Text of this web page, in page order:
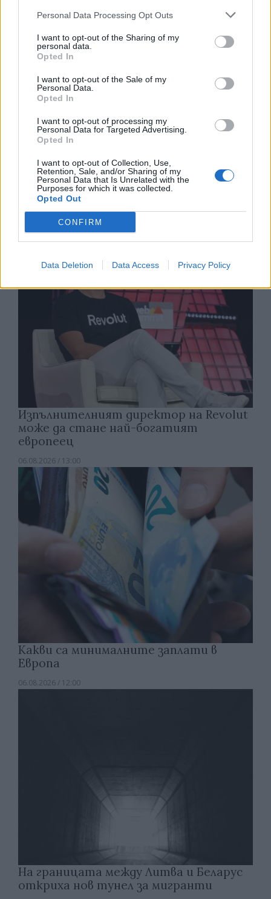
Personal Data Processing Opt Outs
I want to opt-out of the Sharing of my
personal data.
Opted In
I want to opt-out of the Sale of my
Personal Data.
Opted In
I want to opt-out of processing my
Personal Data for Targeted Advertising.
Opted In
I want to opt-out of Collection, Use,
Retention, Sale, and/or Sharing of my
Personal Data that Is Unrelated with the
Purposes for which it was collected.
Opted Out
CONFIRM
Data Deletion Data Access Privacy Policy
Спадането на Дунав принуди Румъния
да възобнови работата на въглищна
електроцентрала
06.08.2026 / 15:30
Изпълнителният директор на Revolut
може да стане най-богатият
европеец
06.08.2026 / 13:00
Какви са минималните заплати в
Европа
06.08.2026 / 12:00
На границата между Литва и Беларус
откриха нов тунел за мигранти